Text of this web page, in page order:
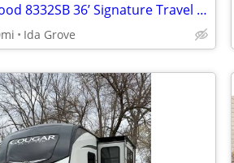
2024 Rockwood 8332SB 36’ Signature Travel Trailer
Ida Grove